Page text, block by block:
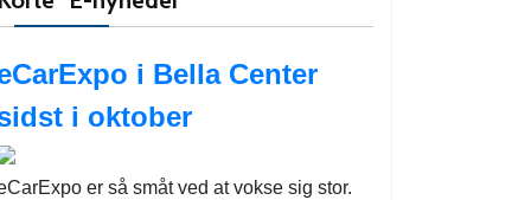
i Bella Center
i oktober
er så småt ved at vokse sig stor.